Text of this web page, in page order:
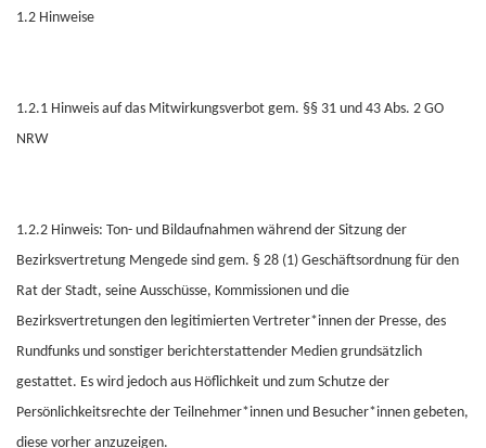
1.2 Hinweise
1.2.1 Hinweis auf das Mitwirkungsverbot gem. §§ 31 und 43 Abs. 2 GO
NRW
1.2.2 Hinweis: Ton- und Bildaufnahmen während der Sitzung der
Bezirksvertretung Mengede sind gem. § 28 (1) Geschäftsordnung für den
Rat der Stadt, seine Ausschüsse, Kommissionen und die
Bezirksvertretungen den legitimierten Vertreter*innen der Presse, des
Rundfunks und sonstiger berichterstattender Medien grundsätzlich
gestattet. Es wird jedoch aus Höflichkeit und zum Schutze der
Persönlichkeitsrechte der Teilnehmer*innen und Besucher*innen gebeten,
diese vorher anzuzeigen.